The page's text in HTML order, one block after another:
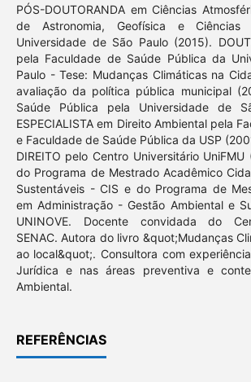
PÓS-DOUTORANDA em Ciências
de Astronomia, Geofísica e Ciências
Universidade de São Paulo (2015).
pela Faculdade de Saúde Pública da
Paulo - Tese: Mudanças Climáticas na
avaliação da política pública municipal
Saúde Pública pela Universidade de
ESPECIALISTA em Direito Ambiental pela
e Faculdade de Saúde Pública da USP
DIREITO pelo Centro Universitário UniFMU
do Programa de Mestrado Acadêmico
Sustentáveis - CIS e do Programa de
em Administração - Gestão Ambiental e
UNINOVE. Docente convidada do
SENAC. Autora do livro &quot;Mudanças
ao local&quot;. Consultora com
Jurídica e nas áreas preventiva e
Ambiental.
REFERÊNCIAS